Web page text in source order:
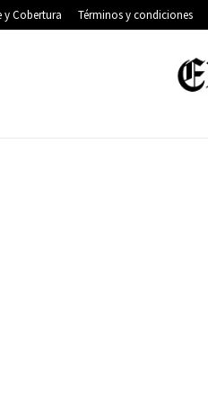
y Cobertura Términos y condiciones